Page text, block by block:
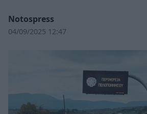
Notospress
04/09/2025 12:47